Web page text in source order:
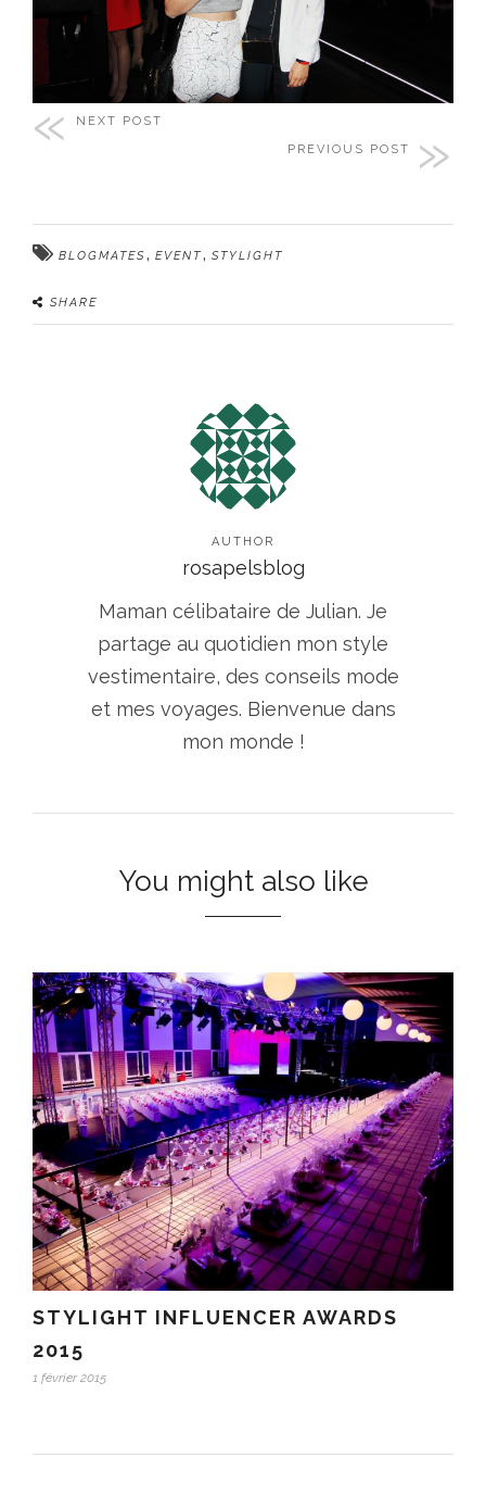
NEXT POST
PREVIOUS POST
BLOGMATES, EVENT, STYLIGHT
SHARE
AUTHOR
rosapelsblog
Maman célibataire de Julian. Je
partage au quotidien mon style
vestimentaire, des conseils mode
et mes voyages. Bienvenue dans
mon monde !
You might also like
STYLIGHT INFLUENCER AWARDS
2015
1 février 2015